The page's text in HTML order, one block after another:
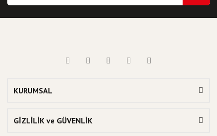
KURUMSAL
GİZLİLİK ve GÜVENLİK